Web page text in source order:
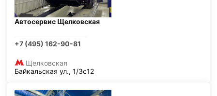
Автосервис Щелковская
+7 (495) 162-90-81
Щелковская
Байкальская ул., 1/3с12